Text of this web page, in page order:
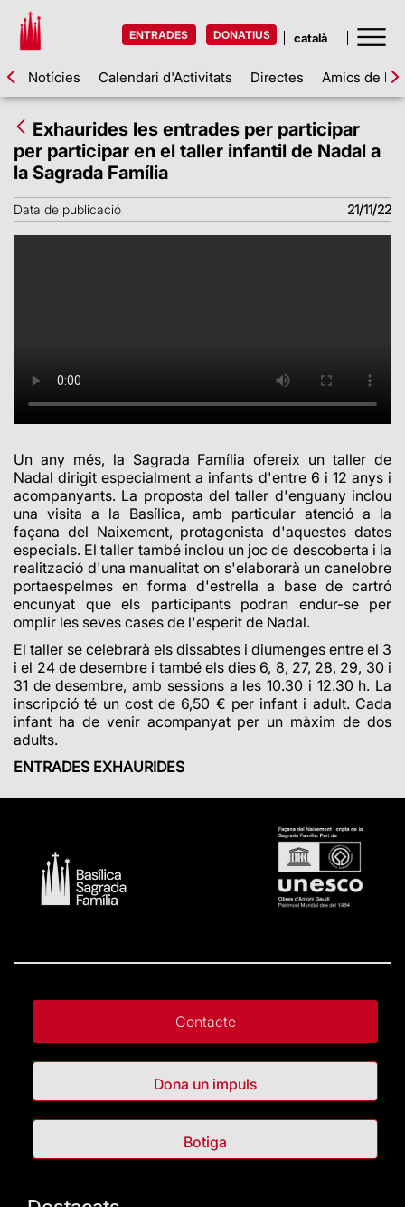
ENTRADES DONATIUS
Notícies Calendari d'Activitats Directes Amics de la
Exhaurides les entrades per participar
per participar en el taller infantil de Nadal a
la Sagrada Família
Data de publicació 21/11/22
Un any més, la Sagrada Família ofereix un taller de
Nadal dirigit especialment a infants d'entre 6 i 12 anys i
acompanyants. La proposta del taller d'enguany inclou
una visita a la Basílica, amb particular atenció a la
façana del Naixement, protagonista d'aquestes dates
especials. El taller també inclou un joc de descoberta i la
realització d'una manualitat on s'elaborarà un canelobre
portaespelmes en forma d'estrella a base de cartró
encunyat que els participants podran endur-se per
omplir les seves cases de l'esperit de Nadal.
El taller se celebrarà els dissabtes i diumenges entre el 3
i el 24 de desembre i també els dies 6, 8, 27, 28, 29, 30 i
31 de desembre, amb sessions a les 10.30 i 12.30 h. La
inscripció té un cost de 6,50 € per infant i adult. Cada
infant ha de venir acompanyat per un màxim de dos
adults.
ENTRADES EXHAURIDES
Contacte
Dona un impuls
Botiga